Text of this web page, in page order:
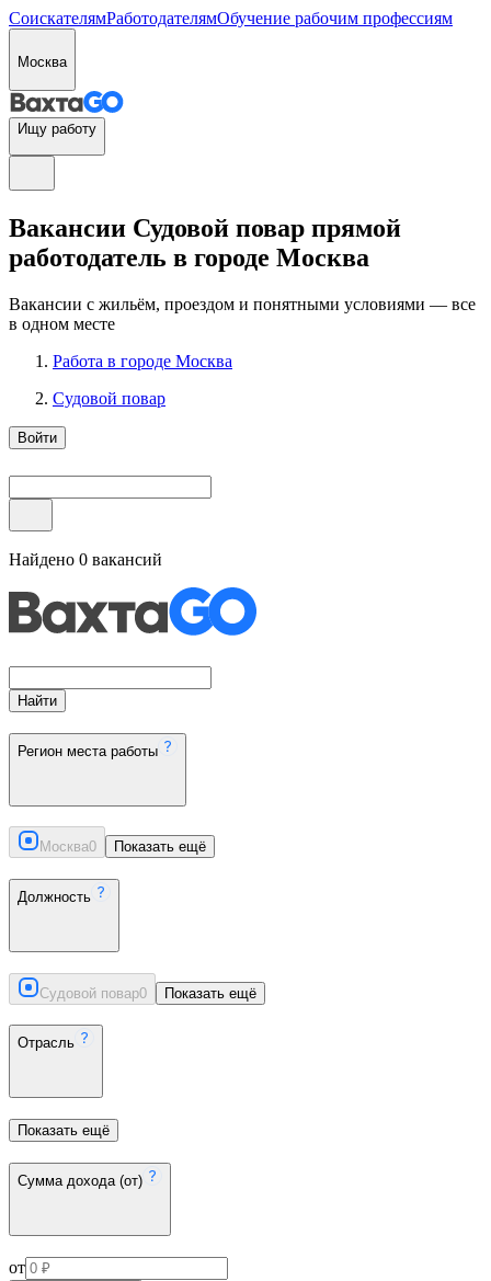
СоискателямРаботодателямОбучение рабочим профессиям
Москва
Ищу работу
Вакансии Судовой повар прямой
работодатель в городе Москва
Вакансии с жильём, проездом и понятными условиями — все
в одном месте
Работа в городе Москва
Судовой повар
Войти
Найдено 0 вакансий
Найти
Регион места работы
Москва0 Показать ещё
Должность
Судовой повар0 Показать ещё
Отрасль
Показать ещё
Сумма дохода (от)
от